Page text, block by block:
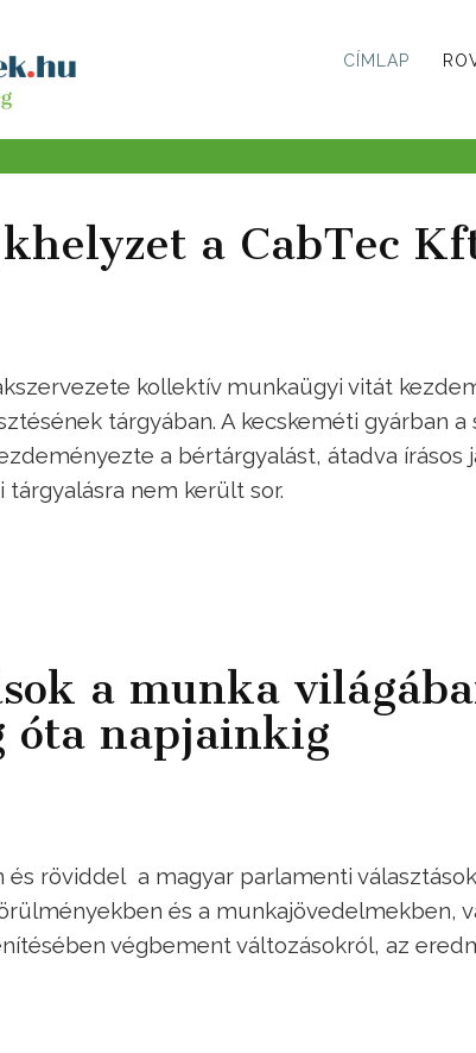
CÍMLAP
a CabTec
kollektív munkaügyi vitát
tárgyában. A kecskeméti gyárban
a bértárgyalást, átadva írásos
nem került sor.
a munka
óta napjainkig
és röviddel a magyar parlamenti
és a munkajövedelmekben,
végbement változásokról, az